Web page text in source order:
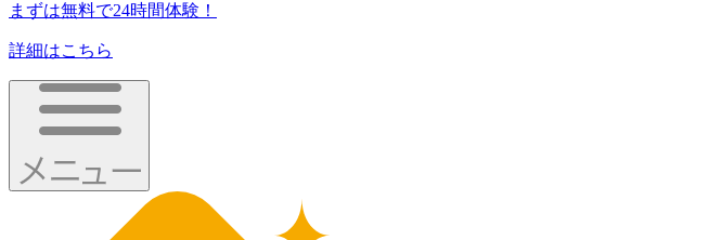
まずは無料で24時間体験！
詳細はこちら